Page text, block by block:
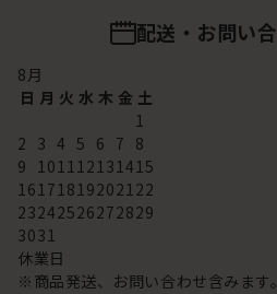
配送・お問い
8月
日 月 火 水 木 金 土
1
2 3 4 5 6 7 8
9 101112131415
16171819202122
23242526272829
3031
休業日
※商品発送、お問い合わせ含みます。